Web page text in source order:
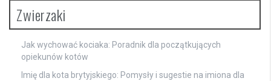
Zwierzaki
Jak wychować kociaka: Poradnik dla początkujących
opiekunów kotów
Imię dla kota brytyjskiego: Pomysły i sugestie na imiona dla